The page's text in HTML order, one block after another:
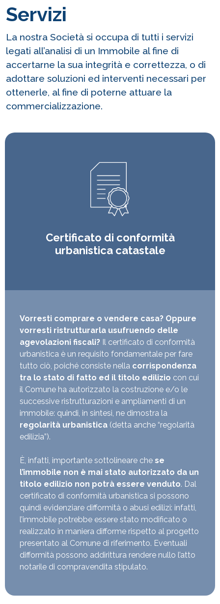
Servizi
La nostra Società si occupa di tutti i servizi
legati all’analisi di un Immobile al fine di
accertarne la sua integrità e correttezza, o di
adottare soluzioni ed interventi necessari per
ottenerle, al fine di poterne attuare la
commercializzazione.
Certificato di conformità
urbanistica catastale
Vorresti comprare o vendere casa? Oppure
vorresti ristrutturarla usufruendo delle
agevolazioni fiscali? Il certificato di conformità
urbanistica è un requisito fondamentale per fare
tutto ciò, poiché consiste nella corrispondenza
tra lo stato di fatto ed il titolo edilizio con cui
il Comune ha autorizzato la costruzione e/o le
successive ristrutturazioni e ampliamenti di un
immobile: quindi, in sintesi, ne dimostra la
regolarità urbanistica (detta anche “regolarità
edilizia”).
È, infatti, importante sottolineare che se
l’immobile non è mai stato autorizzato da un
titolo edilizio non potrà essere venduto. Dal
certificato di conformità urbanistica si possono
quindi evidenziare difformità o abusi edilizi: infatti,
l’immobile potrebbe essere stato modificato o
realizzato in maniera difforme rispetto al progetto
presentato al Comune di riferimento. Eventuali
difformità possono addirittura rendere nullo l’atto
notarile di compravendita stipulato.